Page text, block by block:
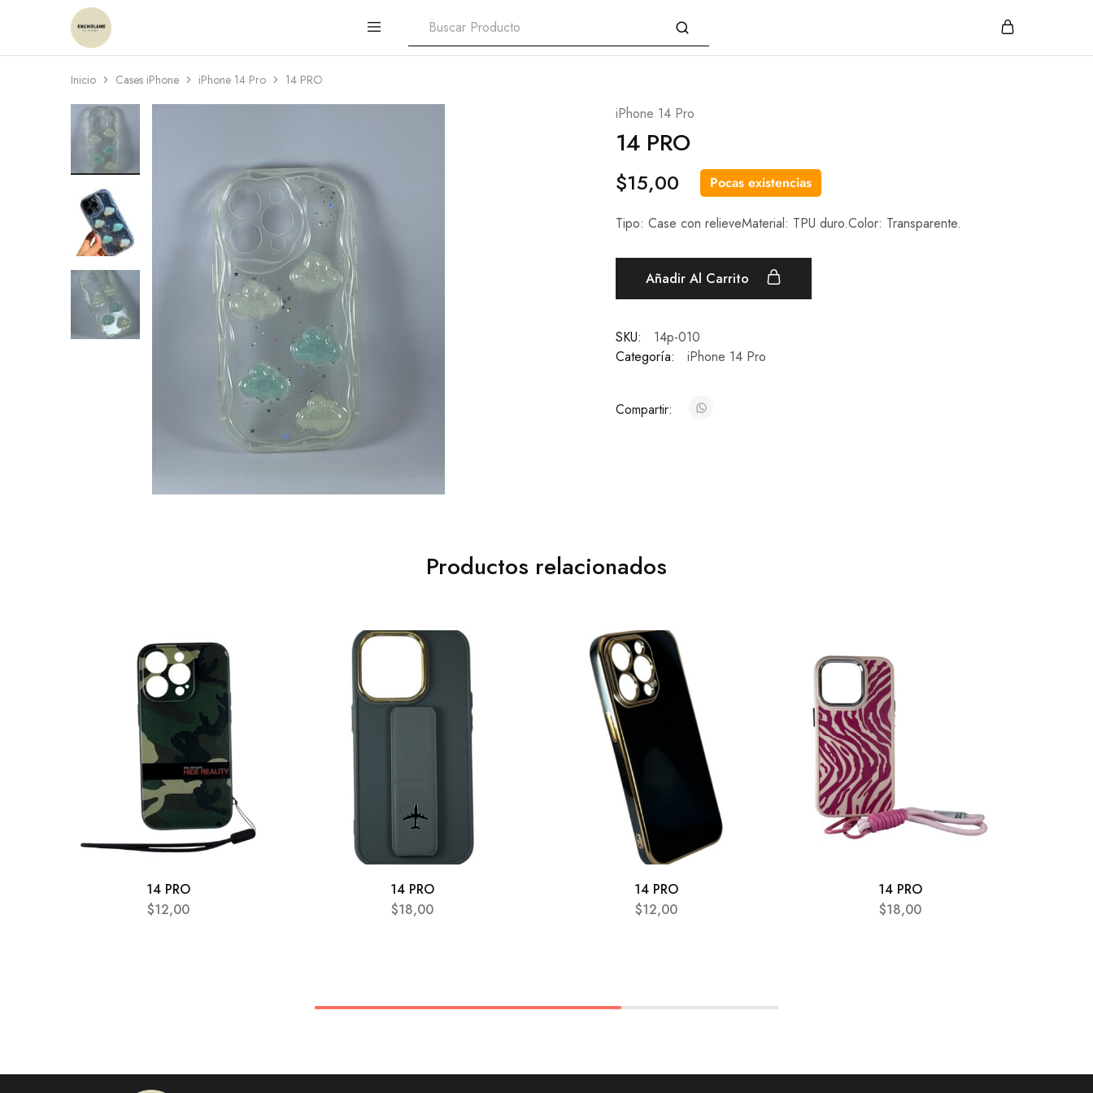
Enchulame
Tienda
Inicio Cases iPhone iPhone 14 Pro 14 PRO
iPhone 14 Pro
14 PRO
$15,00 Pocas existencias
Tipo: Case con relieveMaterial: TPU duro.Color: Transparente.
Añadir Al Carrito
SKU:
14p-010
Categoría:
iPhone 14 Pro
Compartir:
Productos relacionados
14 PRO
$12,00
14 PRO
$18,00
14 PRO
$12,00
14 PRO
$18,00